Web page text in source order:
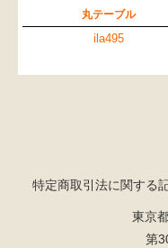
丸テーブル
ila495
特定商取引法に関する
東京
第